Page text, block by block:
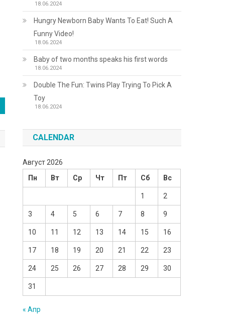
18.06.2024
Hungry Newborn Baby Wants To Eat! Such A
Funny Video!
18.06.2024
Baby of two months speaks his first words
18.06.2024
Double The Fun: Twins Play Trying To Pick A
Toy
18.06.2024
CALENDAR
Август 2026
Пн
Вт Ср Чт Пт Сб Вс
1 2
3 4 5 6 7 8 9
10 11 12 13 14 15 16
17 18 19 20 21 22 23
24 25 26 27 28 29 30
31
« Апр